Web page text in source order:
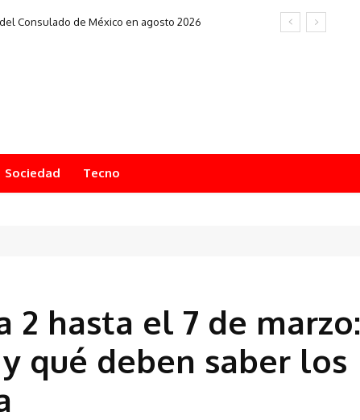
a sus refuerzos
Sociedad Tecno
2 hasta el 7 de marzo:
qué deben saber los